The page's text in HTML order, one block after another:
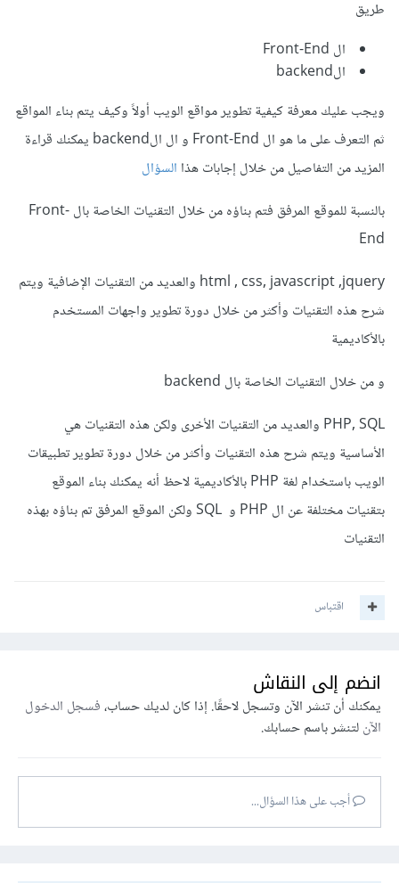
طريق
ال Front-End
الbackend
ويجب عليك معرفة كيفية تطوير مواقع الويب أولاً وكيف يتم بناء المواقع
ثم التعرف على ما هو ال Front-End و ال الbackend يمكنك قراءة
المزيد من التفاصيل من خلال إجابات هذا السؤال
بالنسبة للموقع المرفق فتم بناؤه من خلال التقنيات الخاصة بال Front-
End
html , css, javascript ,jquery والعديد من التقنيات الإضافية ويتم
شرح هذه التقنيات وأكثر من خلال دورة تطوير واجهات المستخدم
بالأكاديمية
و من خلال التقنيات الخاصة بال backend
PHP, SQL والعديد من التقنيات الأخرى ولكن هذه التقنيات هي
الأساسية ويتم شرح هذه التقنيات وأكثر من خلال دورة تطوير تطبيقات
الويب باستخدام لغة PHP بالأكاديمية لاحظ أنه يمكنك بناء الموقع
بتقنيات مختلفة عن ال PHP و SQL ولكن الموقع المرفق تم بناؤه بهذه
التقنيات
اقتباس
انضم إلى النقاش
يمكنك أن تنشر الآن وتسجل لاحقًا. إذا كان لديك حساب،فسجل الدخول
الآنلتنشر باسم حسابك.
أجب على هذا السؤال...